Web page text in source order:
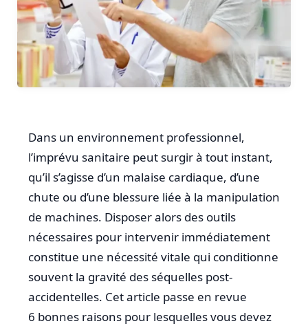
Dans un environnement professionnel,
l’imprévu sanitaire peut surgir à tout instant,
qu’il s’agisse d’un malaise cardiaque, d’une
chute ou d’une blessure liée à la manipulation
de machines. Disposer alors des outils
nécessaires pour intervenir immédiatement
constitue une nécessité vitale qui conditionne
souvent la gravité des séquelles post-
accidentelles. Cet article passe en revue
6 bonnes raisons pour lesquelles vous devez